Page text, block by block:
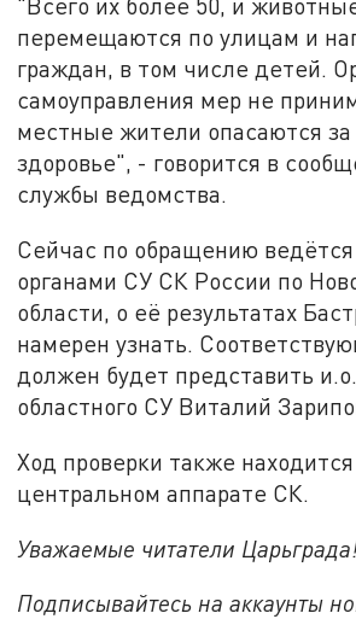
"Всего их более 50, и
перемещаются по улицам и
граждан, в том числе детей.
самоуправления мер не
местные жители опасаются
здоровье", - говорится в
службы ведомства.
Сейчас по обращению ведётся
органами СУ СК России по
области, о её результатах
намерен узнать.
должен будет представить
областного СУ Виталий
Ход проверки также
центральном аппарате СК.
Уважаемые читатели
Подписывайтесь на аккаунты